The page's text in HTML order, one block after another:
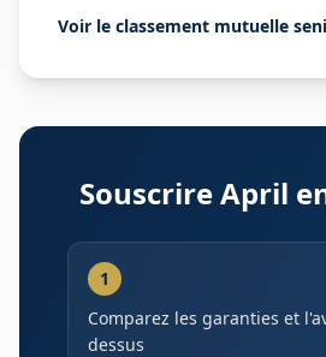
Voir le classement mutuelle
SouscrireApril
1
Comparez les garanties et
dessus